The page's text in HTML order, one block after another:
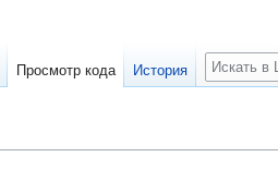
Просмотр кода История
Поиск